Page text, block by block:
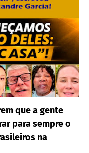
que a gente
para sempre o
na